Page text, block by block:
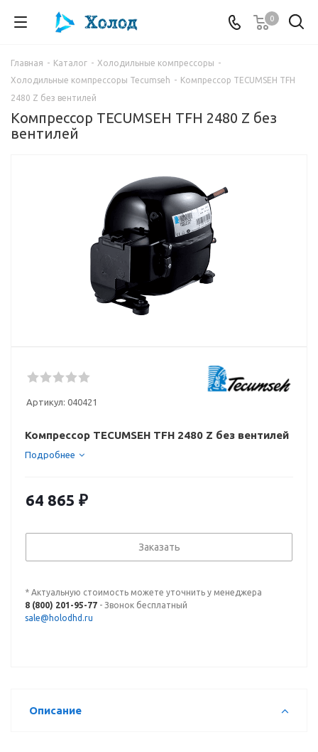
0
Главная - Каталог - Холодильные компрессоры -
Холодильные компрессоры Tecumseh - Компрессор TECUMSEH TFH
2480 Z без вентилей
Компрессор TECUMSEH TFH 2480 Z без
вентилей
Артикул: 040421
Компрессор TECUMSEH TFH 2480 Z без вентилей
Подробнее
64 865 ₽
Заказать
* Актуальную стоимость можете уточнить у менеджера
8 (800) 201-95-77 - Звонок бесплатный
sale@holodhd.ru
Описание